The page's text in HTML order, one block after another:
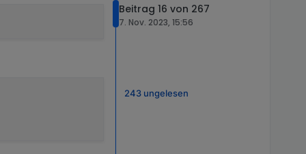
Beitrag 16 von 267
7. Nov. 2023, 15:56
243 ungelesen